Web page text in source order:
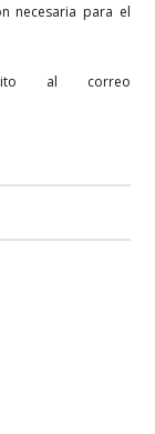
necesaria para el
al correo